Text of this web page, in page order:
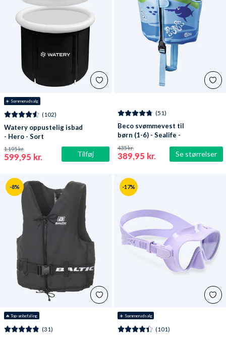
☀️ Sommerudsalg
Tilføj
(102)
Watery oppustelig isbad
- Hero - Sort
599,95 kr.
1.195 kr.
Se størrelser
(51)
Beco svømmevest til
børn (1-6) - Sealife -
Lyseblå/grøn
389,95 kr.
435 kr.
-8%
🔥 Top-anbefaling
(31)
-17%
☀️ Sommerudsalg
(101)